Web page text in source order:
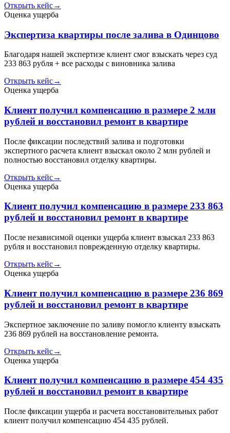
Открыть кейс→
Оценка ущерба
Экспертиза квартиры после залива в Одинцово
Благодаря нашей экспертизе клиент смог взыскать через суд
233 863 рубля + все расходы с виновника залива
Открыть кейс→
Оценка ущерба
Клиент получил компенсацию в размере 2 млн
рублей и восстановил ремонт в квартире
После фиксации последствий залива и подготовки
экспертного расчета клиент взыскал около 2 млн рублей и
полностью восстановил отделку квартиры.
Открыть кейс→
Оценка ущерба
Клиент получил компенсацию в размере 233 863
рублей и восстановил ремонт в квартире
После независимой оценки ущерба клиент взыскал 233 863
рубля и восстановил поврежденную отделку квартиры.
Открыть кейс→
Оценка ущерба
Клиент получил компенсацию в размере 236 869
рублей и восстановил ремонт в квартире
Экспертное заключение по заливу помогло клиенту взыскать
236 869 рублей на восстановление ремонта.
Открыть кейс→
Оценка ущерба
Клиент получил компенсацию в размере 454 435
рублей и восстановил ремонт в квартире
После фиксации ущерба и расчета восстановительных работ
клиент получил компенсацию 454 435 рублей.